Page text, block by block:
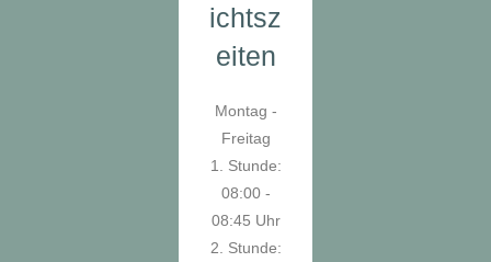
ichtsz
eiten
Montag -
Freitag
1. Stunde:
08:00 -
08:45 Uhr
2. Stunde: